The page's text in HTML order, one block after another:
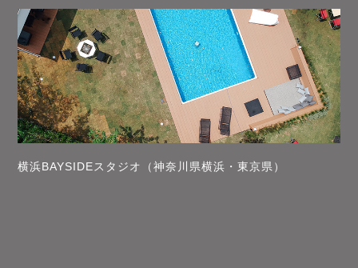
横浜BAYSIDEスタジオ（神奈川県横浜・東京県）